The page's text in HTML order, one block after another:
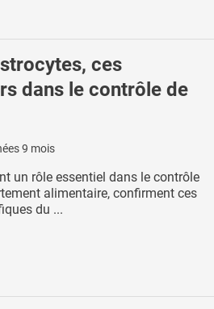
ces
dans le contrôle de
9 mois
un rôle essentiel dans le contrôle
alimentaire, confirment ces
du ...